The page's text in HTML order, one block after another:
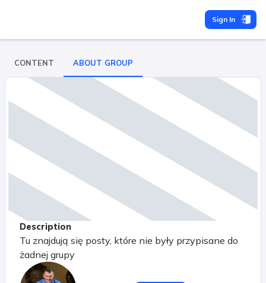
Sign In
CONTENT ABOUT GROUP
Description
Tu znajdują się posty, które nie były przypisane do
żadnej grupy